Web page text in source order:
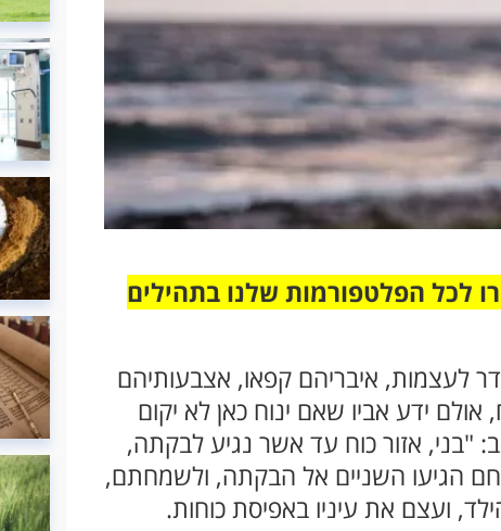
לכל הפלטפורמות שלנו בתהילים
לעצמות, איבריהם קפאו, אצבעותיהם
ידע אביו שאם ינוח כאן לא יקום
אזור כוח עד אשר נגיע לבקתה,
הגיעו השניים אל הבקתה, ולשמחתם,
ועצם את עיניו באפיסת כוחות.